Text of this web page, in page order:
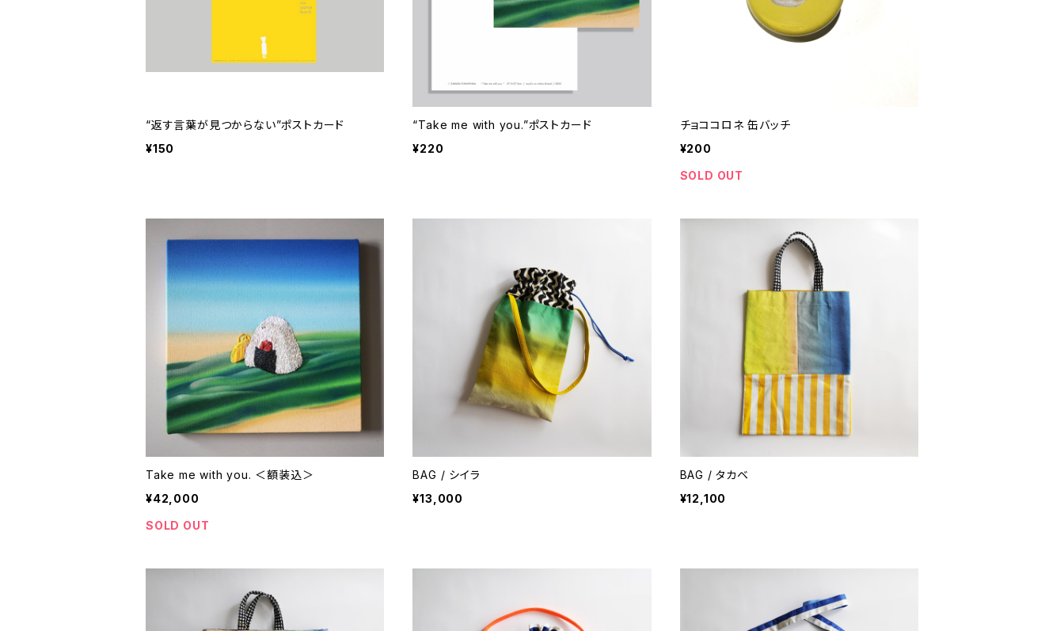
“返す言葉が見つからない”ポストカード
¥150
“Take me with you.”ポストカード
¥220
チョココロネ 缶バッチ
¥200
SOLD OUT
Take me with you. ＜額装込＞
¥42,000
SOLD OUT
BAG / シイラ
¥13,000
BAG / タカベ
¥12,100